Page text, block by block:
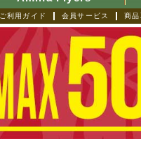
商
会員サービス
ご利用ガイド